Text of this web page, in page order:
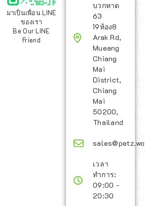
มาเป็นเพื่อน LINE
ของเรา
Be Our LINE
Friend
บวกหาด
63
19ห้อง8
Arak Rd,
Mueang
Chiang
Mai
District,
Chiang
Mai
50200,
Thailand
เวลา
ทำการ:
09:00 -
20:30